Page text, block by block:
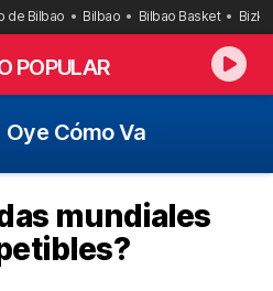
de Bilbao Bilbao Bilbao Basket
POPULAR
Oye Cómo Va
mundiales